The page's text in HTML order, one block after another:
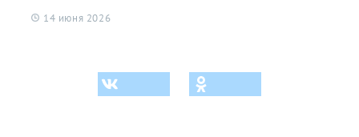
14 июня 2026